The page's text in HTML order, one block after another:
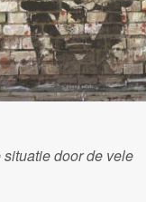
door de vele